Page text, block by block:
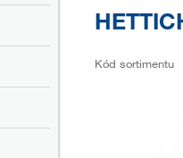
Kód sortimentu